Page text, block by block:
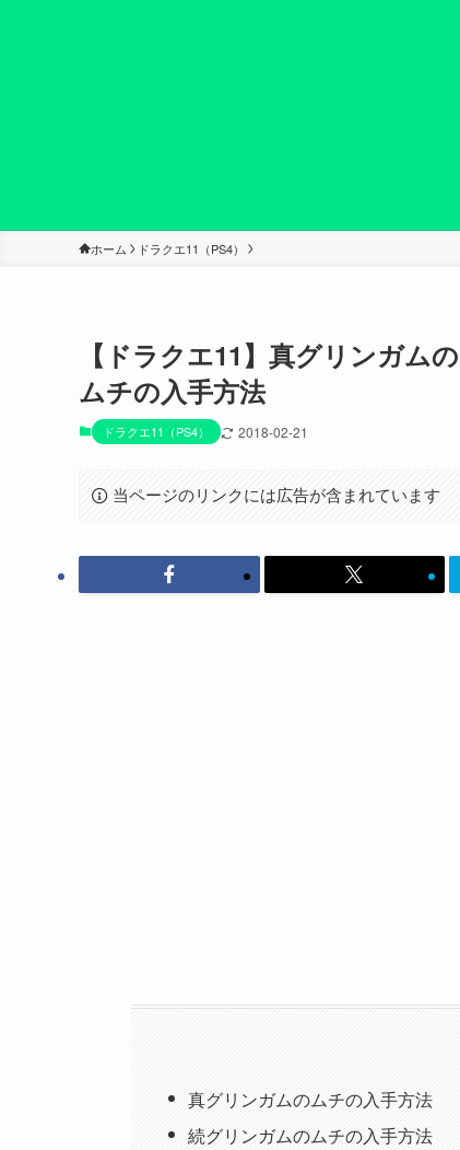
ホーム ドラクエ11（PS4）
【ドラクエ11】真グリンガム
ムチの入手方法
ドラクエ11（PS4） 2018-02-21
当ページのリンクには広告が含まれています
真グリンガムのムチの入手方法
続グリンガムのムチの入手方法